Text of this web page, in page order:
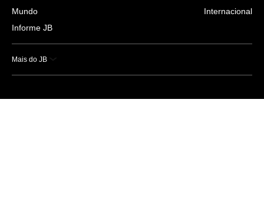
Mundo
Informe JB
Internacional
Mais do JB
Esportes